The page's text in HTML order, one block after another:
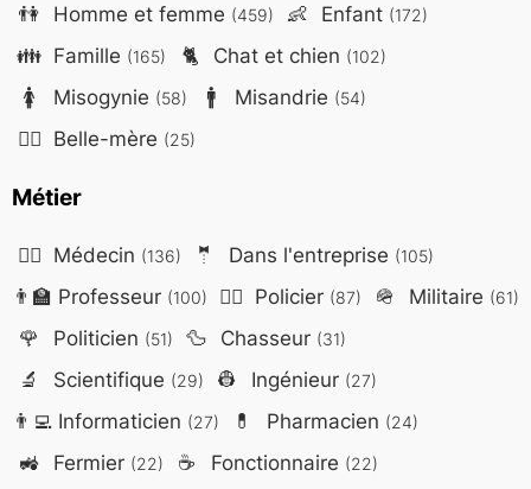
👫 Homme et femme (459) 👶 Enfant (172)
👪 Famille (165) 🐈 Chat et chien (102)
🚺 Misogynie (58) 🚹 Misandrie (54)
🤷‍♀️ Belle-mère (25)
Métier
👨‍⚕️ Médecin (136) 🤵 Dans l'entreprise (105)
👨‍🏫 Professeur (100) 👮‍♂️ Policier (87) 🪖 Militaire (61)
🌹 Politicien (51) 🦆 Chasseur (31)
🔬 Scientifique (29) 👷 Ingénieur (27)
👨‍💻Informaticien (27) 💊 Pharmacien (24)
🚜 Fermier (22) ☕ Fonctionnaire (22)